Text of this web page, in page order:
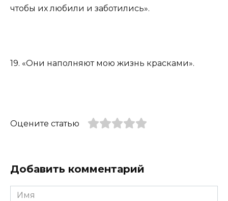
чтобы их любили и заботились».
19. «Они наполняют мою жизнь красками».
Оцените статью
Добавить комментарий
Имя